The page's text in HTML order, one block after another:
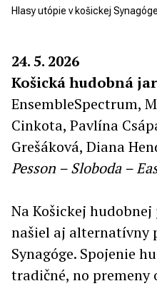
Hlasy utópie v košickej
24. 5. 2026
Košická hudobná jar
EnsembleSpectrum,
Cinkota, Pavlína
Grešáková, Diana
Pesson – Sloboda –
Na Košickej
našiel aj alternatívny
Synagóge. Spojenie
tradičné, no premeny